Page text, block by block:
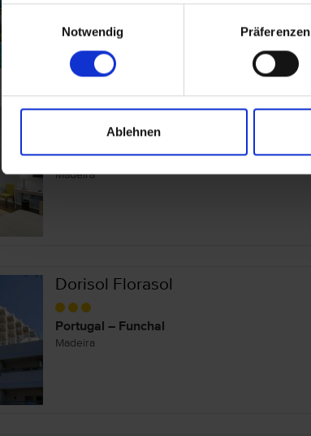
Einwilligungsauswahl
Notwendig
Präferenzen
Ablehnen
Madeira
Castanheiro Boutique Hotel
Portugal – Funchal
Madeira
Dorisol Florasol
Portugal – Funchal
Madeira